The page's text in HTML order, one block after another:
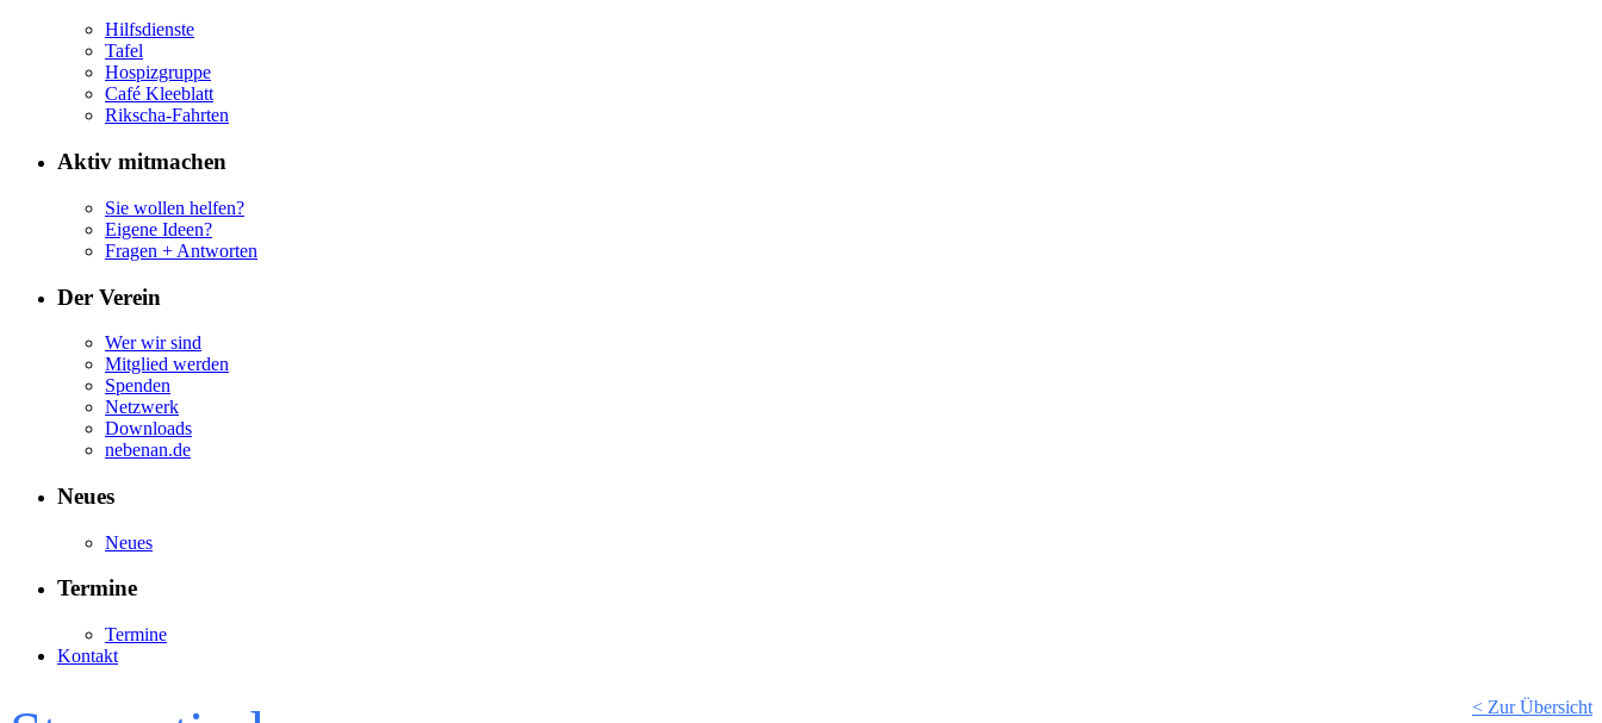
Hilfsdienste
Tafel
Hospizgruppe
Café Kleeblatt
Rikscha-Fahrten
Aktiv mitmachen
Sie wollen helfen?
Eigene Ideen?
Fragen + Antworten
Der Verein
Wer wir sind
Mitglied werden
Spenden
Netzwerk
Downloads
nebenan.de
Neues
Neues
Termine
Termine
Kontakt
< Zur Übersicht